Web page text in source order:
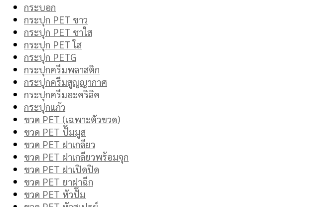
กระบอก
กระปุก PET ขาว
กระปุก PET ชาใส
กระปุก PET ใส
กระปุก PETG
กระปุกครีมพลาสติก
กระปุกครีมสูญญากาศ
กระปุกครีมอะคริลิค
กระปุกแก้ว
ขวด PET (เฉพาะตัวขวด)
ขวด PET ปั๊มมูส
ขวด PET ฝาเกลียว
ขวด PET ฝาเกลียวพร้อมจุก
ขวด PET ฝาเปิดปิด
ขวด PET ยาฝาฉีก
ขวด PET หัวปั๊ม